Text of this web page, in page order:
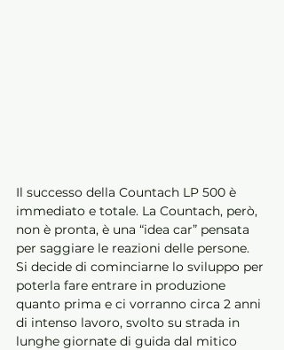
Il successo della Countach LP 500 è
immediato e totale. La Countach, però,
non è pronta, è una “idea car” pensata
per saggiare le reazioni delle persone.
Si decide di cominciarne lo sviluppo per
poterla fare entrare in produzione
quanto prima e ci vorranno circa 2 anni
di intenso lavoro, svolto su strada in
lunghe giornate di guida dal mitico